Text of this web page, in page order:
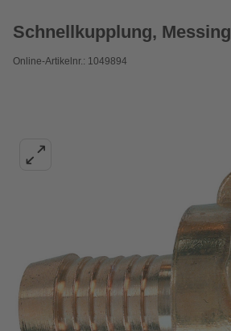
Schnellkupplung, Messing
Online-Artikelnr.: 1049894